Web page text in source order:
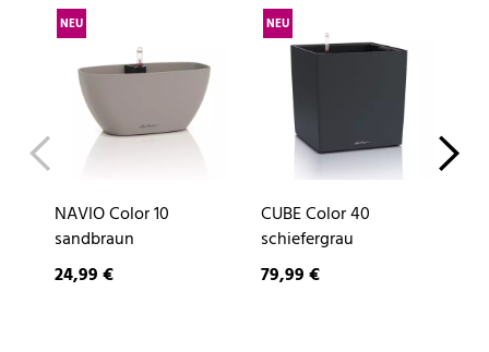
NEU
NAVIO Color 10
sandbraun
24,99 €
NEU
CUBE Color 40
schiefergrau
79,99 €